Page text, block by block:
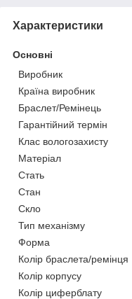
Характеристики
Основні
Виробник
Країна виробник
Браслет/Ремінець
Гарантійний термін
Клас вологозахисту
Матеріал
Стать
Стан
Скло
Тип механізму
Форма
Колір браслета/ремінця
Колір корпусу
Колір циферблату